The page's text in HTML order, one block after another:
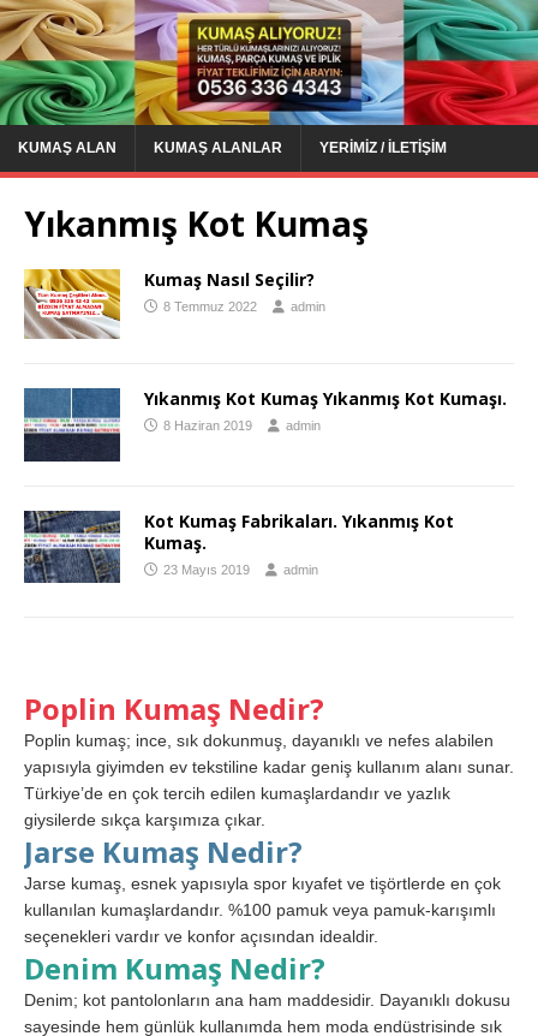
KUMAŞ ALAN KUMAŞ ALANLAR YERIMIZ / İLETIŞIM
Yıkanmış Kot Kumaş
Kumaş Nasıl Seçilir?
8 Temmuz 2022 admin
Yıkanmış Kot Kumaş Yıkanmış Kot Kumaşı.
8 Haziran 2019 admin
Kot Kumaş Fabrikaları. Yıkanmış Kot
Kumaş.
23 Mayıs 2019 admin
Poplin Kumaş Nedir?
Poplin kumaş; ince, sık dokunmuş, dayanıklı ve nefes alabilen
yapısıyla giyimden ev tekstiline kadar geniş kullanım alanı sunar.
Türkiye’de en çok tercih edilen kumaşlardandır ve yazlık
giysilerde sıkça karşımıza çıkar.
Jarse Kumaş Nedir?
Jarse kumaş, esnek yapısıyla spor kıyafet ve tişörtlerde en çok
kullanılan kumaşlardandır. %100 pamuk veya pamuk-karışımlı
seçenekleri vardır ve konfor açısından idealdir.
Denim Kumaş Nedir?
Denim; kot pantolonların ana ham maddesidir. Dayanıklı dokusu
sayesinde hem günlük kullanımda hem moda endüstrisinde sık